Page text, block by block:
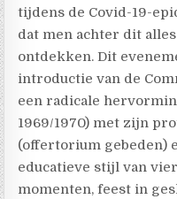
tijdens de Covid-19-
dat men achter dit
ontdekken. Dit
introductie van de
een radicale
1969/1970) met zijn
(offertorium gebeden)
educatieve stijl van
momenten, feest in